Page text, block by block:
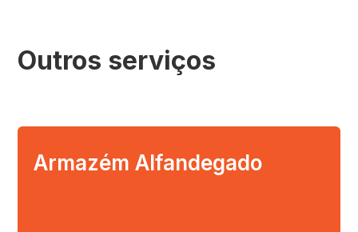
Outros serviços
Armazém Alfandegado